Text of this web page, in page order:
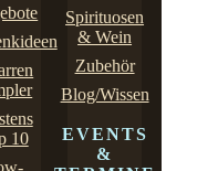
10
Spirituosen
& Wein
Zubehör
Blog/Wissen
EVENTS
&